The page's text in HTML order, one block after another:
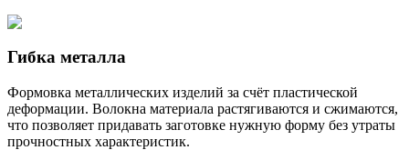
Гибка металла
Формовка металлических изделий за счёт пластической
деформации. Волокна материала растягиваются и сжимаются,
что позволяет придавать заготовке нужную форму без утраты
прочностных характеристик.